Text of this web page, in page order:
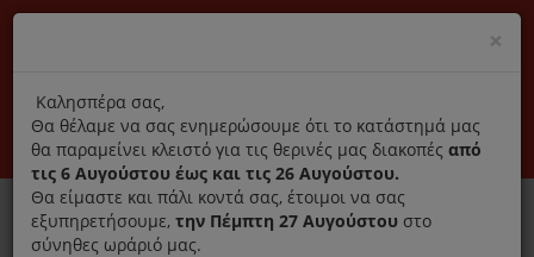
Αποκλειστικά γνήσια ανταλλακτικά
Σύνδεση Εγγραφή Εταιρεία Επικοινωνία
×
title
Καλησπέρα σας,
Θα θέλαμε να σας ενημερώσουμε ότι το κατάστημά μας
θα παραμείνει κλειστό για τις θερινές μας διακοπές από
τις 6 Αυγούστου έως και τις 26 Αυγούστου.
Θα είμαστε και πάλι κοντά σας, έτοιμοι να σας
εξυπηρετήσουμε, την Πέμπτη 27 Αυγούστου στο
σύνηθες ωράριό μας.